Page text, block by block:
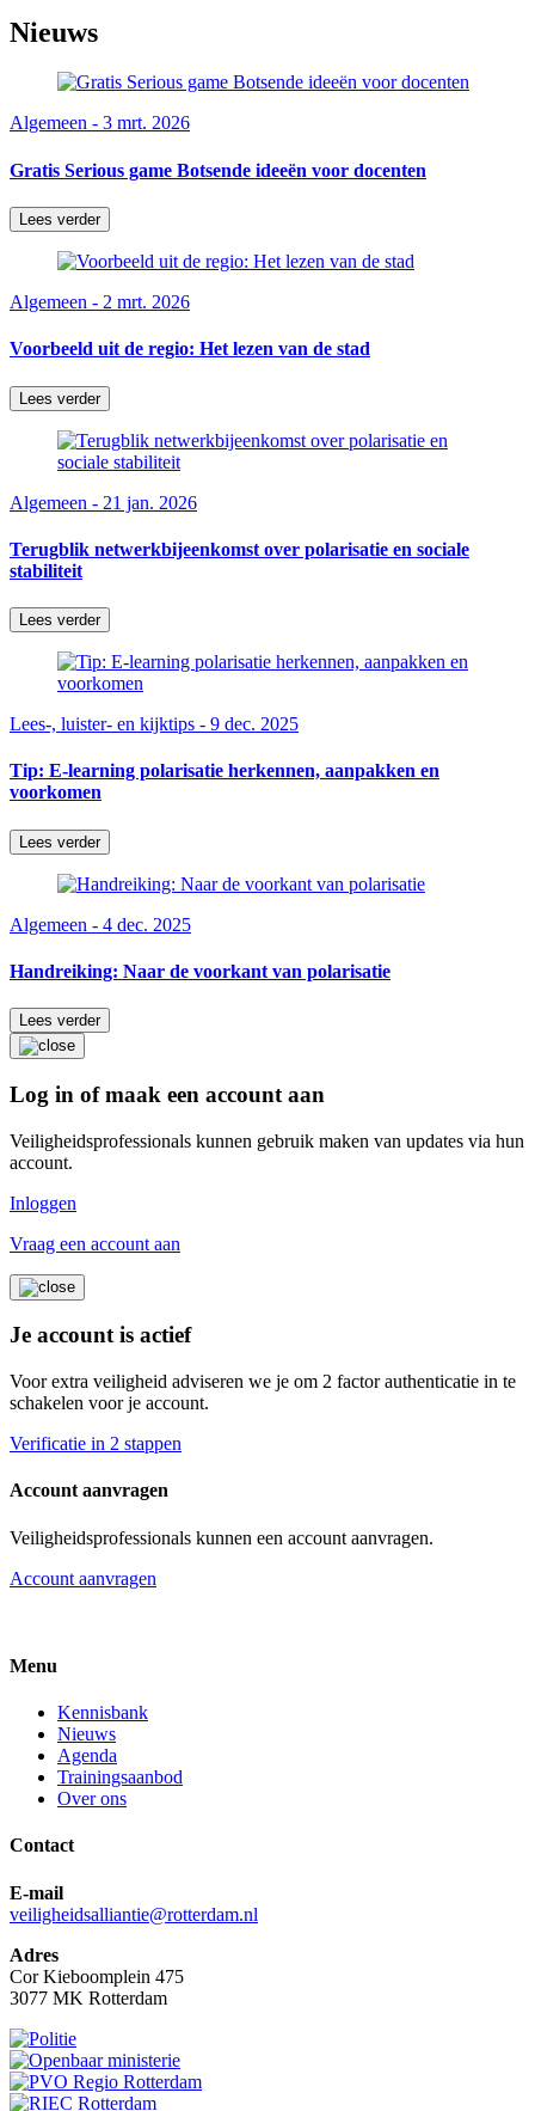
Nieuws
Algemeen - 3 mrt. 2026
Gratis Serious game Botsende ideeën voor docenten
Lees verder
Algemeen - 2 mrt. 2026
Voorbeeld uit de regio: Het lezen van de stad
Lees verder
Algemeen - 21 jan. 2026
Terugblik netwerkbijeenkomst over polarisatie en sociale
stabiliteit
Lees verder
Lees-, luister- en kijktips - 9 dec. 2025
Tip: E-learning polarisatie herkennen, aanpakken en
voorkomen
Lees verder
Algemeen - 4 dec. 2025
Handreiking: Naar de voorkant van polarisatie
Lees verder
Log in of maak een account aan
Veiligheidsprofessionals kunnen gebruik maken van updates via hun
account.
Inloggen
Vraag een account aan
Je account is actief
Voor extra veiligheid adviseren we je om 2 factor authenticatie in te
schakelen voor je account.
Verificatie in 2 stappen
Account aanvragen
Veiligheidsprofessionals kunnen een account aanvragen.
Account aanvragen
Menu
Kennisbank
Nieuws
Agenda
Trainingsaanbod
Over ons
Contact
E-mail
veiligheidsalliantie@rotterdam.nl
Adres
Cor Kieboomplein 475
3077 MK Rotterdam